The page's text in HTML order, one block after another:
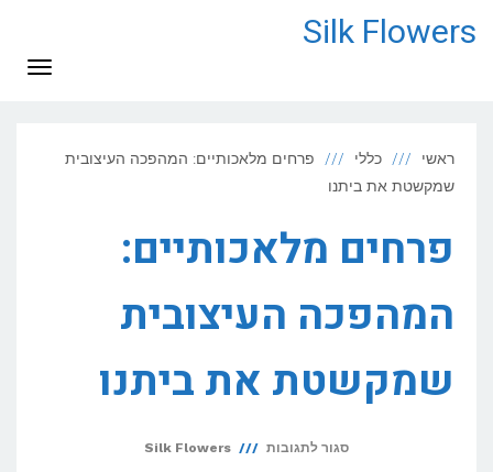
Silk Flowers
ראשי כללי
פרחים מלאכותיים: המהפכה העיצובית
שמקשטת את ביתנו
פרחים מלאכותיים:
המהפכה העיצובית
שמקשטת את ביתנו
סגור לתגובות על Silk Flowers